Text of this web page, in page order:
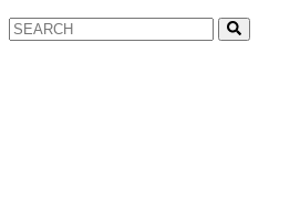
Search
for: